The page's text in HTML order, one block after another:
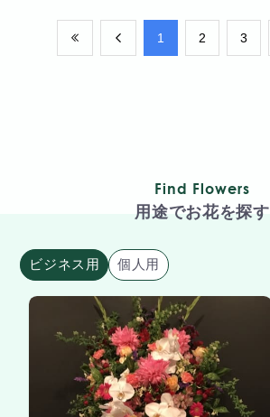
​1 ​2 ​3
Find Flowers
用途でお花を探す
ビジネス用 個人用